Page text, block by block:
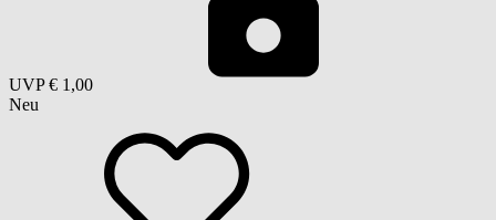
UVP € 1,00
Neu